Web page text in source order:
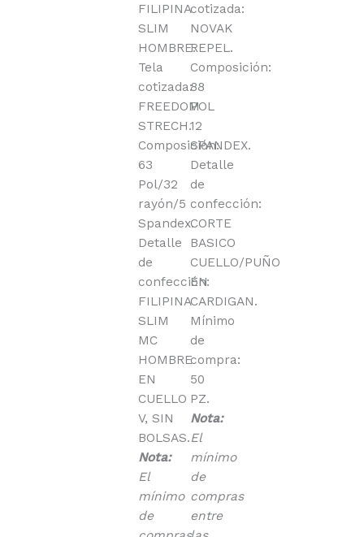
FILIPINA
SLIM
HOMBRE.
Tela
cotizada:
FREEDOM
STRECH.
Composición:
63
Pol/32
rayón/5
Spandex.
Detalle
de
confección:
FILIPINA
SLIM
MC
HOMBRE
EN
CUELLO
V, SIN
BOLSAS.
Nota:
El
mínimo
de
cotizada:
NOVAK
REPEL.
Composición:
88
POL
12
SPANDEX.
Detalle
de
confección:
CORTE
BASICO
CUELLO/PUÑO
EN
CARDIGAN.
Mínimo
de
compra:
50
PZ.
Nota:
El
mínimo
de
compras
entre